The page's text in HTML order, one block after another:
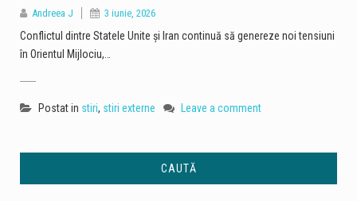
Andreea J 3 iunie, 2026
Conflictul dintre Statele Unite și Iran continuă să genereze noi tensiuni
în Orientul Mijlociu,…
Postat in stiri, stiri externe Leave a comment
CAUTĂ